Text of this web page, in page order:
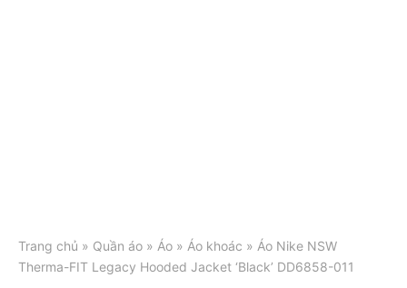
Trang chủ » Quần áo » Áo » Áo khoác » Áo Nike NSW
Therma-FIT Legacy Hooded Jacket ‘Black’ DD6858-011